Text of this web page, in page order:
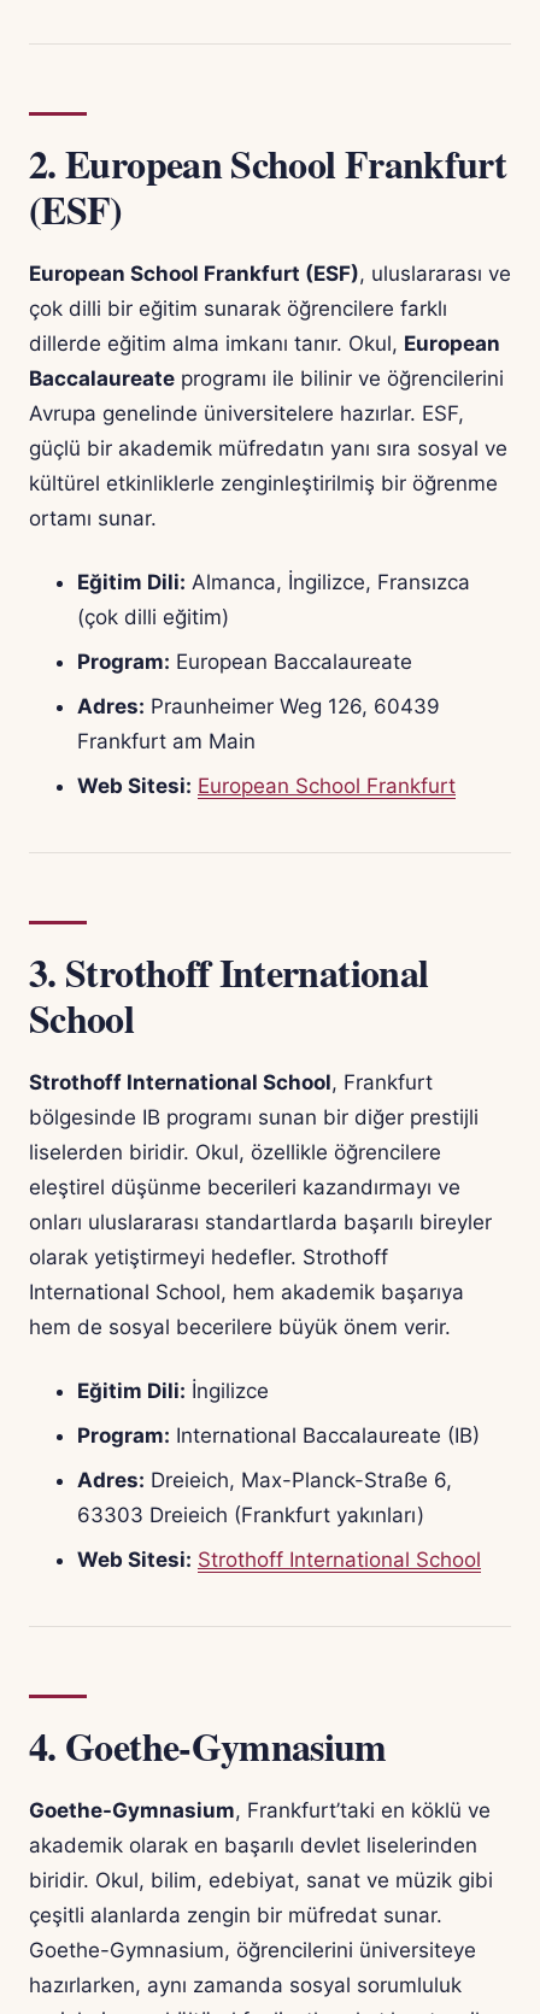
2.European School Frankfurt
(ESF)
European School Frankfurt (ESF), uluslararası ve
çok dilli bir eğitim sunarak öğrencilere farklı
dillerde eğitim alma imkanı tanır. Okul, European
Baccalaureate programı ile bilinir ve öğrencilerini
Avrupa genelinde üniversitelere hazırlar. ESF,
güçlü bir akademik müfredatın yanı sıra sosyal ve
kültürel etkinliklerle zenginleştirilmiş bir öğrenme
ortamı sunar.
Eğitim Dili: Almanca, İngilizce, Fransızca
(çok dilli eğitim)
Program: European Baccalaureate
Adres: Praunheimer Weg 126, 60439
Frankfurt am Main
Web Sitesi: European School Frankfurt
3.Strothoff International
School
Strothoff International School, Frankfurt
bölgesinde IB programı sunan bir diğer prestijli
liselerden biridir. Okul, özellikle öğrencilere
eleştirel düşünme becerileri kazandırmayı ve
onları uluslararası standartlarda başarılı bireyler
olarak yetiştirmeyi hedefler. Strothoff
International School, hem akademik başarıya
hem de sosyal becerilere büyük önem verir.
Eğitim Dili: İngilizce
Program: International Baccalaureate (IB)
Adres: Dreieich, Max-Planck-Straße 6,
63303 Dreieich (Frankfurt yakınları)
Web Sitesi: Strothoff International School
4.Goethe-Gymnasium
Goethe-Gymnasium, Frankfurt’taki en köklü ve
akademik olarak en başarılı devlet liselerinden
biridir. Okul, bilim, edebiyat, sanat ve müzik gibi
çeşitli alanlarda zengin bir müfredat sunar.
Goethe-Gymnasium, öğrencilerini üniversiteye
hazırlarken, aynı zamanda sosyal sorumluluk